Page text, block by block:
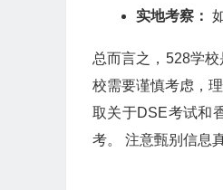
实地考察：
总而言之，528学
校需要谨慎考虑，
取关于DSE考试和
考。 注意甄别信息